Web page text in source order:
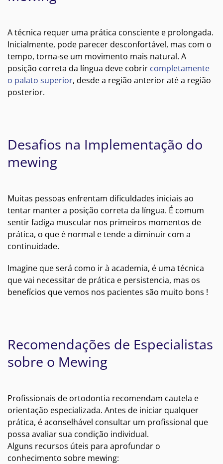
A técnica requer uma prática consciente e prolongada.
Inicialmente, pode parecer desconfortável, mas com o
tempo, torna-se um movimento mais natural. A
posição correta da língua deve cobrir completamente
o palato superior, desde a região anterior até a região
posterior.
Desafios na Implementação do
mewing
Muitas pessoas enfrentam dificuldades iniciais ao
tentar manter a posição correta da língua. É comum
sentir fadiga muscular nos primeiros momentos de
prática, o que é normal e tende a diminuir com a
continuidade.
Imagine que será como ir à academia, é uma técnica
que vai necessitar de prática e persistencia, mas os
benefícios que vemos nos pacientes são muito bons !
Recomendações de Especialistas
sobre o Mewing
Profissionais de ortodontia recomendam cautela e
orientação especializada. Antes de iniciar qualquer
prática, é aconselhável consultar um profissional que
possa avaliar sua condição individual.
Alguns recursos úteis para aprofundar o
conhecimento sobre mewing: